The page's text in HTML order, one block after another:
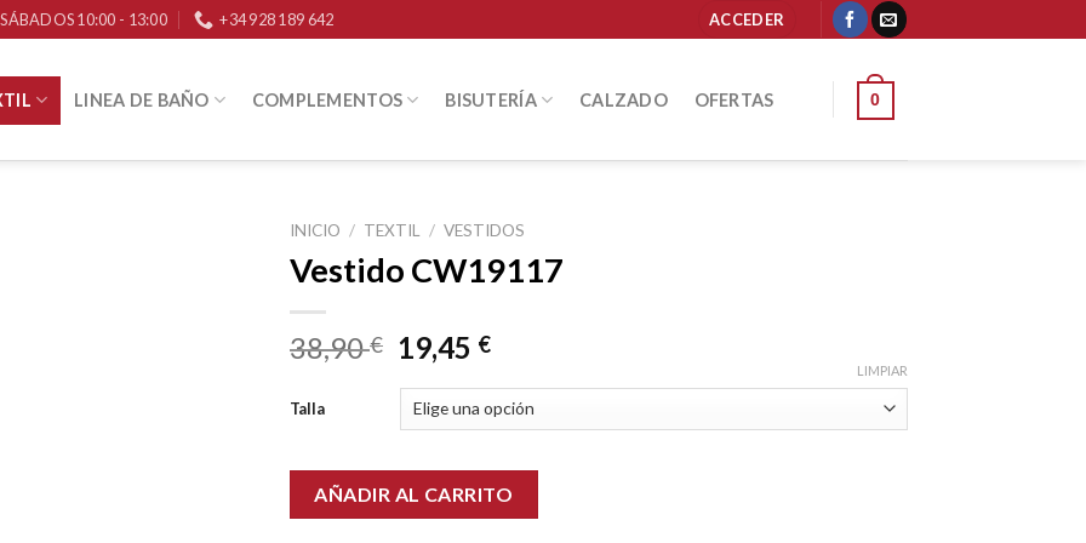
10:00 - 13:00 +34 928 189 642 ACCEDER
LINEA DE BAÑO COMPLEMENTOS BISUTERÍA CALZADO OFERTAS 0
INICIO / TEXTIL / VESTIDOS
Vestido CW19117
38,90€ 19,45 €
Talla
LIMPIAR
AÑADIR AL CARRITO